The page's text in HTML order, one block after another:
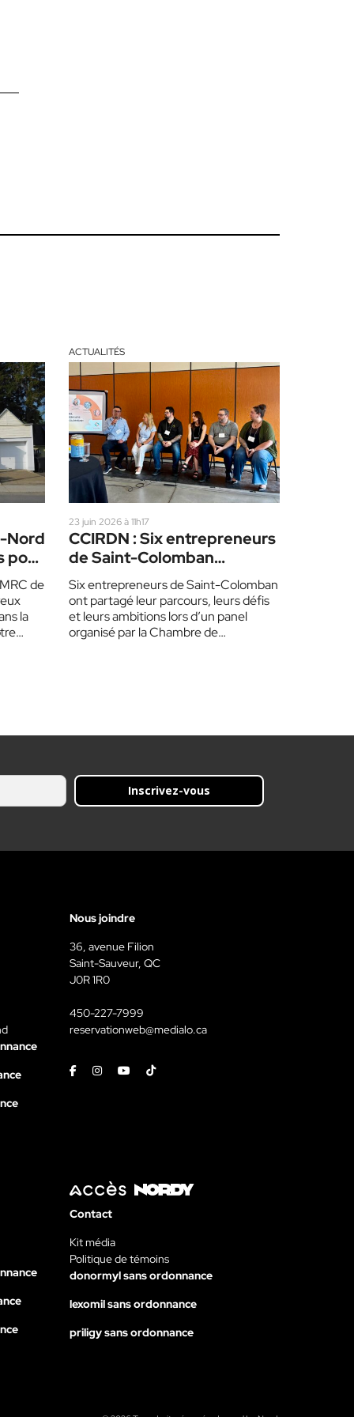
Nord
pour
de
la
ACTUALITÉS
23 juin 2026 à 11h17
CCIRDN : Six entrepreneurs
de Saint-Colomban
partagent leur parcours
Six entrepreneurs de Saint-Colomban
ont partagé leur parcours, leurs défis
et leurs ambitions lors d’un panel
organisé par la Chambre de
Inscrivez-vous
Nous joindre
36, avenue Filion
Saint-Sauveur, QC
J0R 1R0
450-227-7999
reservationweb@medialo.ca
FacebookInstagramYoutubeTiktok
Contact
Kit média
Politique de témoins
donormyl sans ordonnance
lexomil sans ordonnance
priligy sans ordonnance